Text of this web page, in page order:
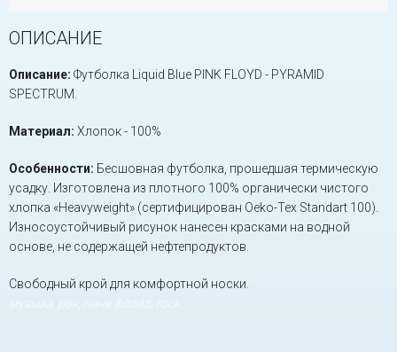
ОПИСАНИЕ
Описание: Футболка Liquid Blue PINK FLOYD - PYRAMID
SPECTRUM.
Материал: Хлопок - 100%
Особенности: Бесшовная футболка, прошедшая термическую
усадку. Изготовлена из плотного 100% органически чистого
хлопка «Heavyweight» (сертифицирован Oeko-Tex Standart 100).
Износоустойчивый рисунок нанесен красками на водной
основе, не содержащей нефтепродуктов.
Свободный крой для комфортной носки.
музыка, рок, пинк флойд, rock